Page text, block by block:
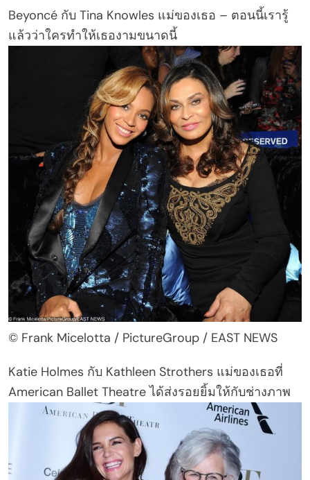
Beyoncé กับ Tina Knowles แม่ของเธอ – ตอนนี้เรารู้
แล้วว่าใครทำให้เธองามขนาดนี้
© Frank Micelotta / PictureGroup / EAST NEWS
Katie Holmes กับ Kathleen Strothers แม่ของเธอที่
American Ballet Theatre ได้ส่งรอยยิ้มให้กับช่างภาพ